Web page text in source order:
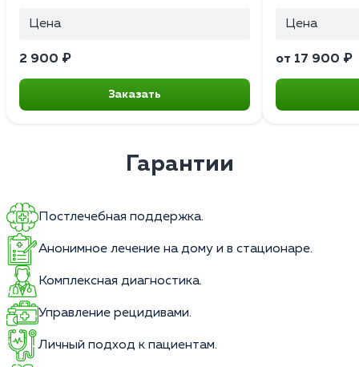
Цена
2 900 ₽
Заказать
Цена
от 17 900 ₽
Гарантии
Постлечебная поддержка.
Анонимное лечение на дому и в стационаре.
Комплексная диагностика.
Управление рецидивами.
Личный подход к пациентам.